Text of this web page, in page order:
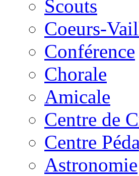
Scouts
Coeurs-
Conférence
Chorale
Amicale
Centre de
Centre
Astronomie